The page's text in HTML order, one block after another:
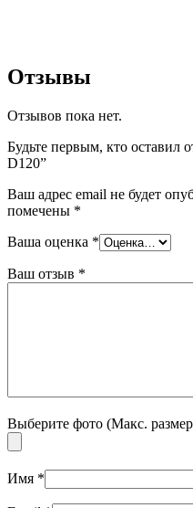
Отзывы
Отзывов пока нет.
Будьте первым, кто оставил
D120”
Ваш адрес email не будет
помечены *
Ваша оценка *
Ваш отзыв *
Выберите фото (Макс.
Имя *